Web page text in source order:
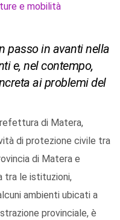
e mobilità
passo in avanti nella
e, nel contempo,
ai problemi del
di Matera,
di protezione civile tra
di Matera e
tra le istituzioni,
ambienti ubicati a
provinciale, è